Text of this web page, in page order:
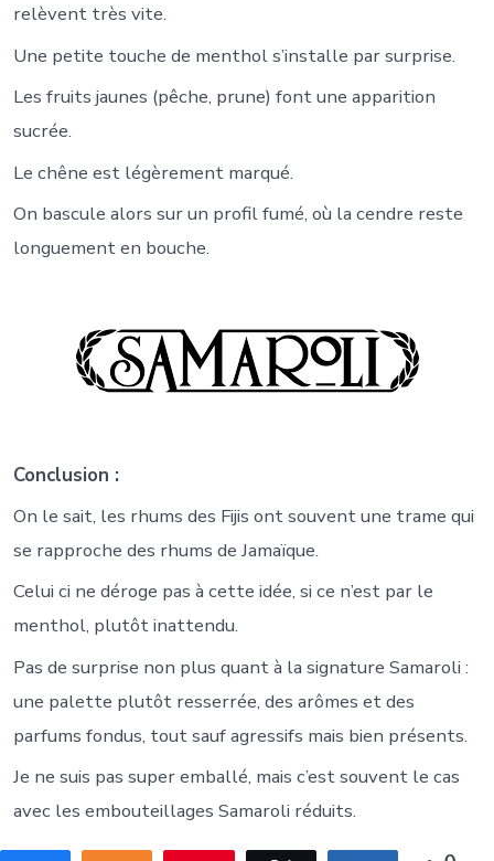
relèvent très vite.
Une petite touche de menthol s’installe par surprise.
Les fruits jaunes (pêche, prune) font une apparition
sucrée.
Le chêne est légèrement marqué.
On bascule alors sur un profil fumé, où la cendre reste
longuement en bouche.
Conclusion :
On le sait, les rhums des Fijis ont souvent une trame qui
se rapproche des rhums de Jamaïque.
Celui ci ne déroge pas à cette idée, si ce n’est par le
menthol, plutôt inattendu.
Pas de surprise non plus quant à la signature Samaroli :
une palette plutôt resserrée, des arômes et des
parfums fondus, tout sauf agressifs mais bien présents.
Je ne suis pas super emballé, mais c’est souvent le cas
avec les embouteillages Samaroli réduits.